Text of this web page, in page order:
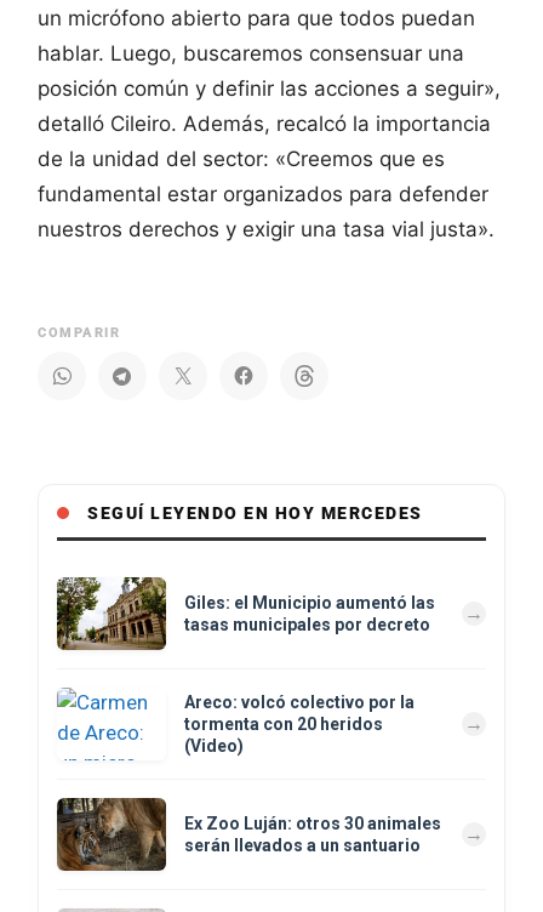
un micrófono abierto para que todos puedan
hablar. Luego, buscaremos consensuar una
posición común y definir las acciones a seguir»,
detalló Cileiro. Además, recalcó la importancia
de la unidad del sector: «Creemos que es
fundamental estar organizados para defender
nuestros derechos y exigir una tasa vial justa».
COMPARIR
SEGUÍ LEYENDO EN HOY MERCEDES
Giles: el Municipio aumentó las
tasas municipales por decreto
Areco: volcó colectivo por la
tormenta con 20 heridos
(Video)
Ex Zoo Luján: otros 30 animales
serán llevados a un santuario